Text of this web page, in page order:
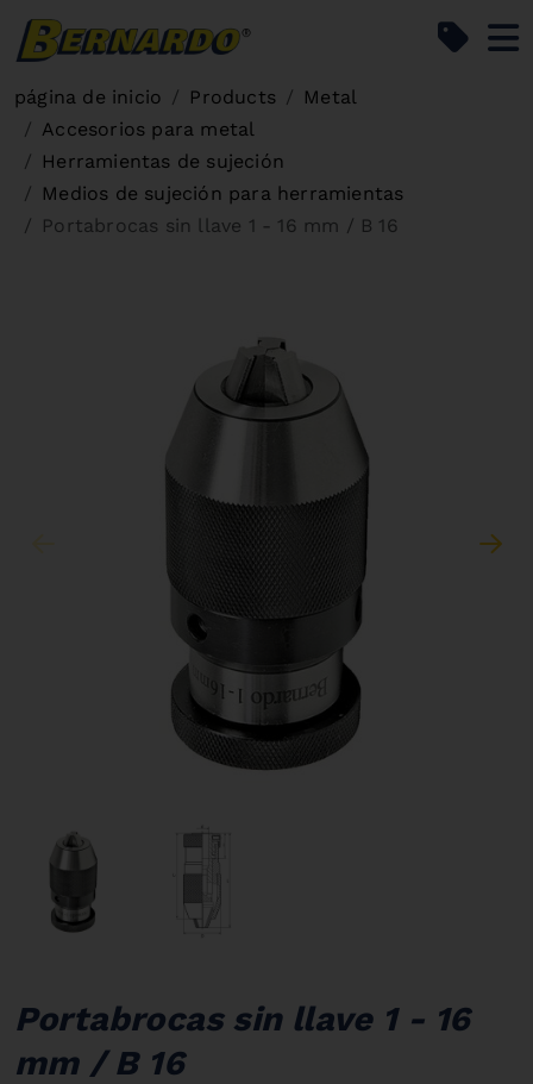
página de inicio Products
Metal
Accesorios para metal
Herramientas de sujeción
Medios de sujeción para herramientas
Portabrocas sin llave 1 - 16 mm / B 16
Portabrocas sin llave 1 - 16
mm / B 16